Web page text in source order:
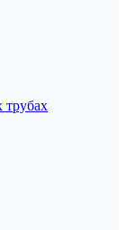
трубах